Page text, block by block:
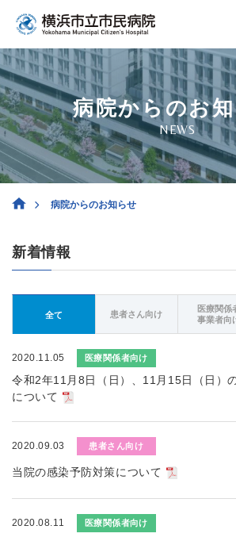
病院からのお
NEWS
病院からのお知らせ
新着情報
全て 患者さん向け
医療関係
事業者向
2020.11.05 医療関係者向け
令和2年11月8日（日）、11月15日（日）
について
2020.09.03 患者さん向け
当院の感染予防対策について
2020.08.11 医療関係者向け